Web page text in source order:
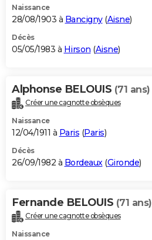
Naissance
28/08/1903 à Bancigny(Aisne)
Décès
05/05/1983 à Hirson (Aisne)
Alphonse BELOUIS (71 ans)
Créer une cagnotte obsèques
Naissance
12/04/1911 à Paris (Paris)
Décès
26/09/1982 à Bordeaux(Gironde)
Fernande BELOUIS (71 ans)
Créer une cagnotte obsèques
Naissance